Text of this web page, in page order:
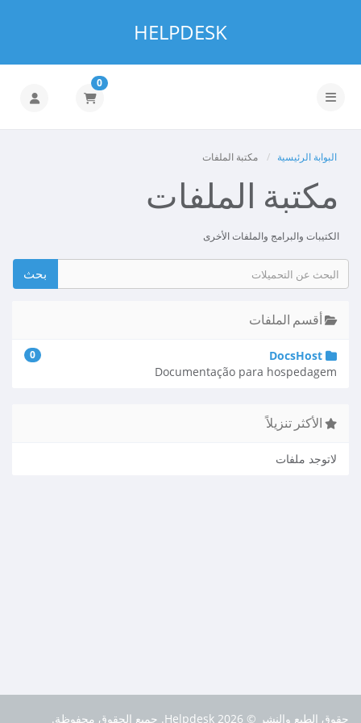
HELPDESK
تبديل التنقل
0
البوابة الرئيسية مكتبة الملفات
مكتبة الملفات
الكتيبات والبرامج والملفات الأخرى
أقسم الملفات
DocsHost
0
Documentação para hospedagem
الأكثر تنزيلاً
لاتوجد ملفات
حقوق الطبع والنشر © 2026 Helpdesk. جميع الحقوق محفوظة.